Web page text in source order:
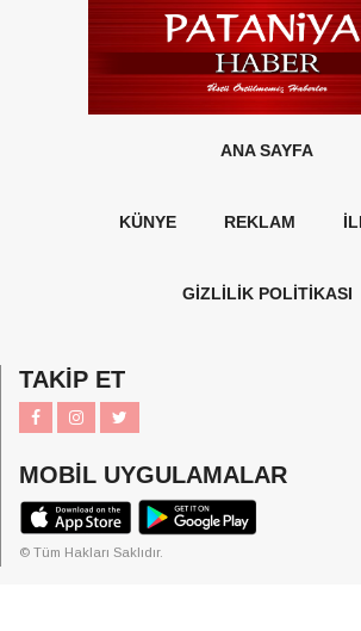
ANA SAYFA
KÜNYE REKLAM
GİZLİLİK POLİTİKASI
TAKİP ET
MOBİL UYGULAMALAR
© Tüm Hakları Saklıdır.